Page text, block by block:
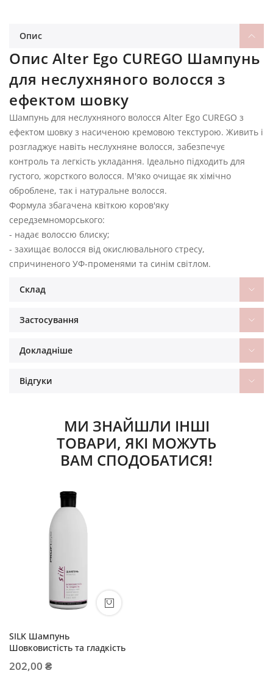
Опис
Опис Alter Ego CUREGO Шампунь
для неслухняного волосся з
ефектом шовку
Шампунь для неслухняного волосся Alter Ego CUREGO з
ефектом шовку з насиченою кремовою текстурою. Живить і
розгладжує навіть неслухняне волосся, забезпечує
контроль та легкість укладання. Ідеально підходить для
густого, жорсткого волосся. М'яко очищає як хімічно
оброблене, так і натуральне волосся.
Формула збагачена квіткою коров'яку
середземноморського:
- надає волоссю блиску;
- захищає волосся від окислювального стресу,
спричиненого УФ-променями та синім світлом.
Склад
Застосування
Докладніше
Відгуки
МИ ЗНАЙШЛИ ІНШІ
ТОВАРИ, ЯКІ МОЖУТЬ
ВАМ СПОДОБАТИСЯ!
SILK Шампунь
Шовковистість та гладкість
202,00 ₴